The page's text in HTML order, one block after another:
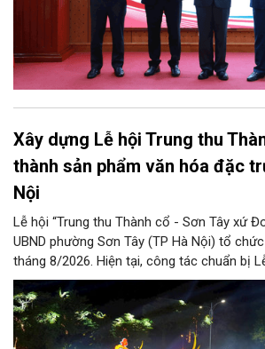
Xây dựng Lễ hội Trung thu
thành sản phẩm văn hóa đặc
Nội
Lễ hội “Trung thu Thành cổ - Sơn Tây xứ
UBND phường Sơn Tây (TP Hà Nội) tổ
tháng 8/2026. Hiện tại, công tác chuẩn bị
chính quyền phường Sơn Tây cùng các
vị và 25 tổ dân phố khẩn trương triển khai,
sẵn sàng mang đến cho Nhân dân và du
thu quy mô, đặc sắc và giàu bản sắc văn